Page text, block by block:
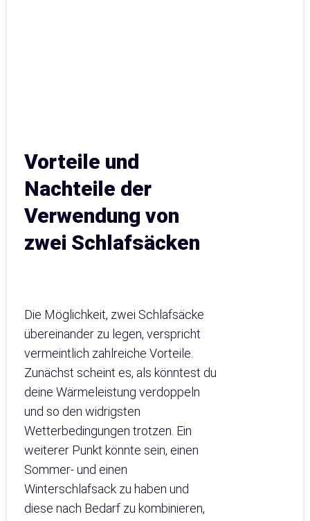
Vorteile und
Nachteile der
Verwendung von
zwei Schlafsäcken
Die Möglichkeit, zwei Schlafsäcke
übereinander zu legen, verspricht
vermeintlich zahlreiche Vorteile.
Zunächst scheint es, als könntest du
deine Wärmeleistung verdoppeln
und so den widrigsten
Wetterbedingungen trotzen. Ein
weiterer Punkt könnte sein, einen
Sommer- und einen
Winterschlafsack zu haben und
diese nach Bedarf zu kombinieren,